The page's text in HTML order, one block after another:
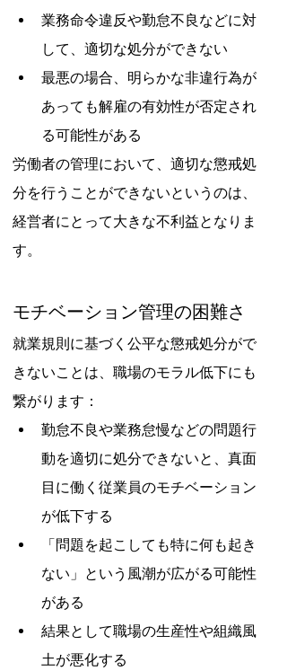
業務命令違反や勤怠不良などに対
して、適切な処分ができない
最悪の場合、明らかな非違行為が
あっても解雇の有効性が否定され
る可能性がある
労働者の管理において、適切な懲戒処
分を行うことができないというのは、
経営者にとって大きな不利益となりま
す。
モチベーション管理の困難さ
就業規則に基づく公平な懲戒処分がで
きないことは、職場のモラル低下にも
繋がります：
勤怠不良や業務怠慢などの問題行
動を適切に処分できないと、真面
目に働く従業員のモチベーション
が低下する
「問題を起こしても特に何も起き
ない」という風潮が広がる可能性
がある
結果として職場の生産性や組織風
土が悪化する